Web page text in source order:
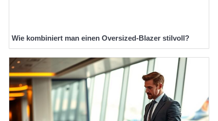
Wie kombiniert man einen Oversized-Blazer stilvoll?